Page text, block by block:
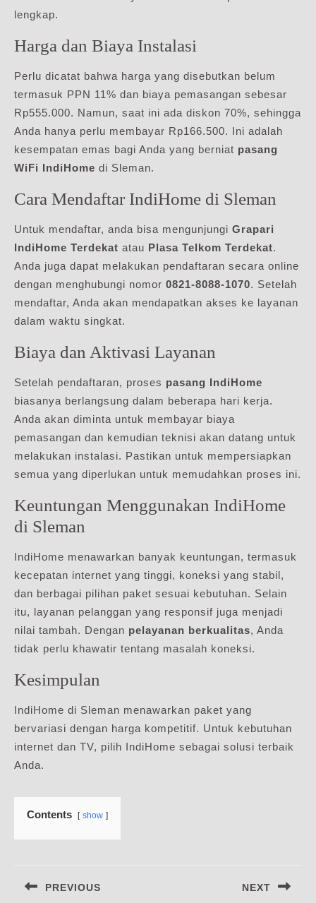
lengkap.
Harga dan Biaya Instalasi
Perlu dicatat bahwa harga yang disebutkan belum
termasuk PPN 11% dan biaya pemasangan sebesar
Rp555.000. Namun, saat ini ada diskon 70%, sehingga
Anda hanya perlu membayar Rp166.500. Ini adalah
kesempatan emas bagi Anda yang berniat pasang
WiFi IndiHome di Sleman.
Cara Mendaftar IndiHome di Sleman
Untuk mendaftar, anda bisa mengunjungi Grapari
IndiHome Terdekat atau Plasa Telkom Terdekat.
Anda juga dapat melakukan pendaftaran secara online
dengan menghubungi nomor 0821-8088-1070. Setelah
mendaftar, Anda akan mendapatkan akses ke layanan
dalam waktu singkat.
Biaya dan Aktivasi Layanan
Setelah pendaftaran, proses pasang IndiHome
biasanya berlangsung dalam beberapa hari kerja.
Anda akan diminta untuk membayar biaya
pemasangan dan kemudian teknisi akan datang untuk
melakukan instalasi. Pastikan untuk mempersiapkan
semua yang diperlukan untuk memudahkan proses ini.
Keuntungan Menggunakan IndiHome
di Sleman
IndiHome menawarkan banyak keuntungan, termasuk
kecepatan internet yang tinggi, koneksi yang stabil,
dan berbagai pilihan paket sesuai kebutuhan. Selain
itu, layanan pelanggan yang responsif juga menjadi
nilai tambah. Dengan pelayanan berkualitas, Anda
tidak perlu khawatir tentang masalah koneksi.
Kesimpulan
IndiHome di Sleman menawarkan paket yang
bervariasi dengan harga kompetitif. Untuk kebutuhan
internet dan TV, pilih IndiHome sebagai solusi terbaik
Anda.
Contents show
pos
PREVIOUS NEXT